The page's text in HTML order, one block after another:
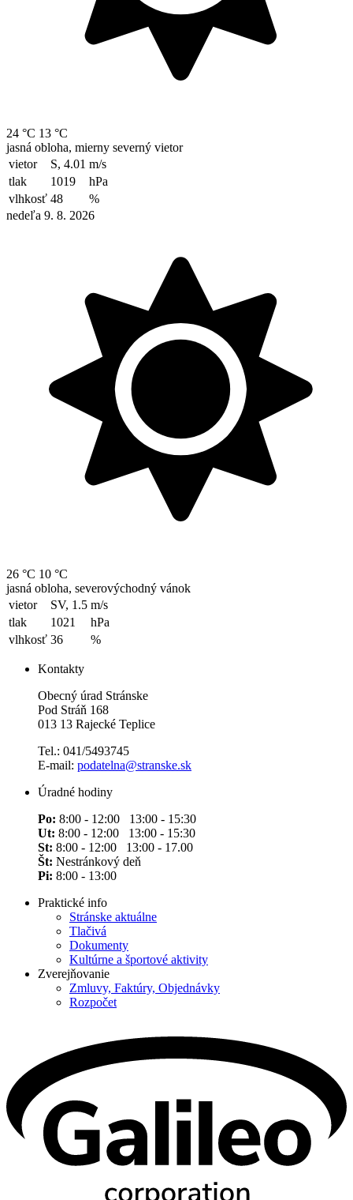
24 °C 13 °C
jasná obloha, mierny severný vietor
vietor
S, 4.01 m/s
tlak
1019
hPa
vlhkosť 48
%
nedeľa 9. 8. 2026
26 °C 10 °C
jasná obloha, severovýchodný vánok
vietor
SV, 1.5 m/s
tlak
1021
hPa
vlhkosť 36 %
Kontakty
Obecný úrad Stránske
Pod Stráň 168
013 13 Rajecké Teplice
Tel.: 041/5493745
E-mail: podatelna@stranske.sk
Úradné hodiny
Po: 8:00 - 12:00 13:00 - 15:30
Ut: 8:00 - 12:00 13:00 - 15:30
St: 8:00 - 12:00 13:00 - 17.00
Št: Nestránkový deň
Pi: 8:00 - 13:00
Praktické info
Stránske aktuálne
Tlačivá
Dokumenty
Kultúrne a športové aktivity
Zverejňovanie
Zmluvy, Faktúry, Objednávky
Rozpočet